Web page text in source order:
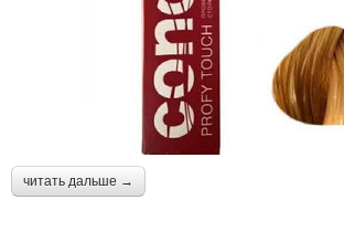
читать дальше →